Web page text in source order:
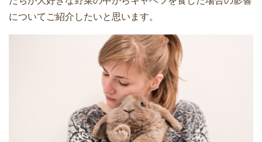
についてご紹介したいと思います。